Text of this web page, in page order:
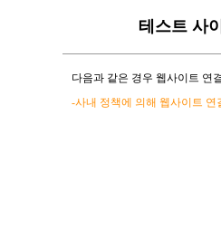
테스트 사
다음과 같은 경우 웹사이트 연
-사내 정책에 의해 웹사이트